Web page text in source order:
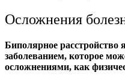
Осложнения
Биполярное расстройство
заболеванием, которое
осложнениями, как